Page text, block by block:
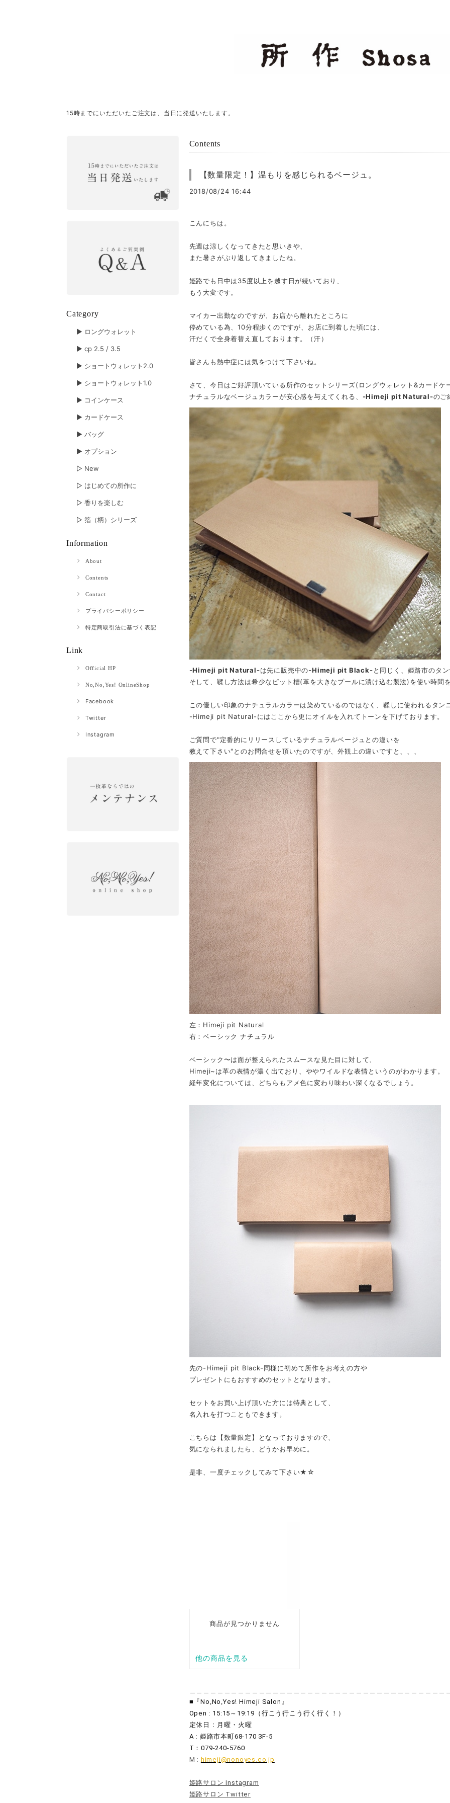
15時までにいただいたご注文は、当日に発送いたします。
Category
▶︎ ロングウォレット
▶︎ cp 2.5 / 3.5
▶︎ ショートウォレット2.0
▶︎ ショートウォレット1.0
▶︎ コインケース
▶︎ カードケース
▶︎ バッグ
▶︎ オプション
▷ New
▷ はじめての所作に
▷ 香りを楽しむ
▷ 箔（柄）シリーズ
Information
About
Contents
Contact
プライバシーポリシー
特定商取引法に基づく表記
Link
Official HP
No,No,Yes! OnlineShop
Facebook
Twitter
Instagram
Contents
【数量限定！】温もりを感じられるベージュ。
2018/08/24 16:44
こんにちは。
先週は涼しくなってきたと思いきや、
また暑さがぶり返してきましたね。
姫路でも日中は35度以上を越す日が続いており、
もう大変です。
マイカー出勤なのですが、お店から離れたところに
停めている為、10分程歩くのですが、お店に到着した頃には、
汗だくで全身着替え直しております。（汗）
皆さんも熱中症には気をつけて下さいね。
さて、今日はご好評頂いている所作のセットシリーズ(ロングウォレット&カードケ
ナチュラルなベージュカラーが安心感を与えてくれる、 -Himeji pit Natural-のご
-Himeji pit Natural-は先に販売中の-Himeji pit Black-と同じく、姫路市のタン
そして、鞣し方法は希少なピット槽(革を大きなプールに漬け込む製法)を使い時間
この優しい印象のナチュラルカラーは染めているのではなく、鞣しに使われるタン
-Himeji pit Natural-にはここから更にオイルを入れてトーンを下げております。
ご質問で"定番的にリリースしているナチュラルベージュとの違いを
教えて下さい"とのお問合せを頂いたのですが、外観上の違いですと、、、
左：Himeji pit Natural
右：ベーシック ナチュラル
ベーシック〜は面が整えられたスムースな見た目に対して、
Himeji~は革の表情が濃く出ており、ややワイルドな表情というのがわかります。
経年変化については、どちらもアメ色に変わり味わい深くなるでしょう。
先の-Himeji pit Black-同様に初めて所作をお考えの方や
プレゼントにもおすすめのセットとなります。
セットをお買い上げ頂いた方には特典として、
名入れを打つこともできます。
こちらは【数量限定】となっておりますので、
気になられましたら、どうかお早めに。
是非、一度チェックしてみて下さい★☆
■ 『No,No,Yes! Himeji Salon』
Open : 15:15 ～ 19:19 （行こう行こう行く行く！）
定休日
: 月曜・火曜
A : 姫路市本町68-170 3F-5
T ：079-240-5760
M : himeji@nonoyes.co.jp
姫路サロン Instagram
姫路サロン Twitter